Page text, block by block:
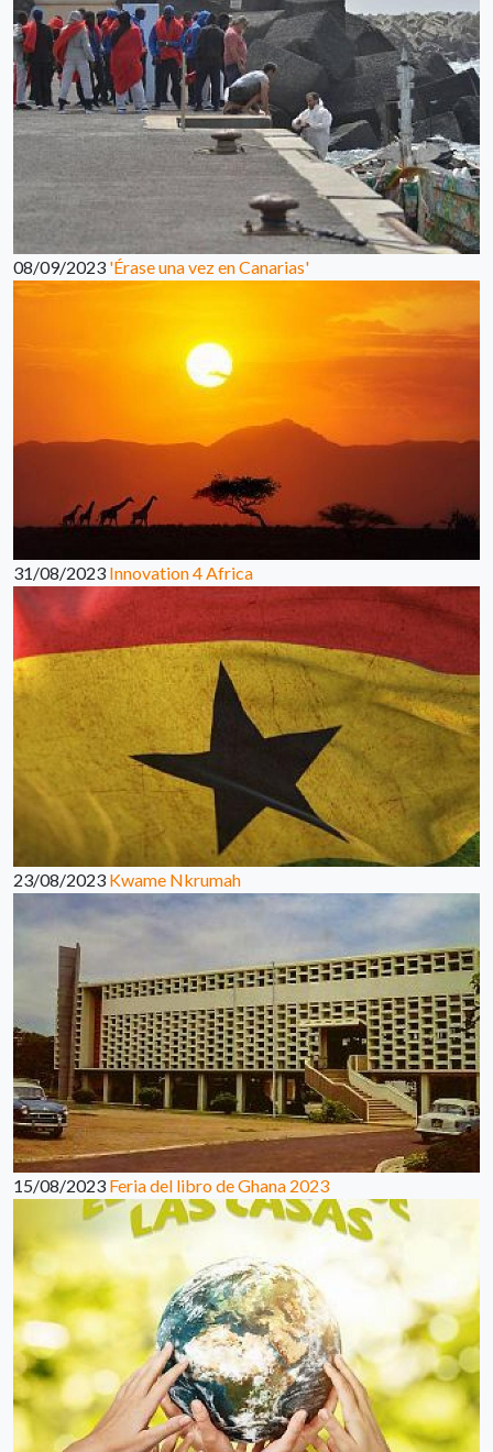
08/09/2023 'Érase una vez en Canarias'
31/08/2023 Innovation 4 Africa
23/08/2023 Kwame Nkrumah
15/08/2023 Feria del libro de Ghana 2023